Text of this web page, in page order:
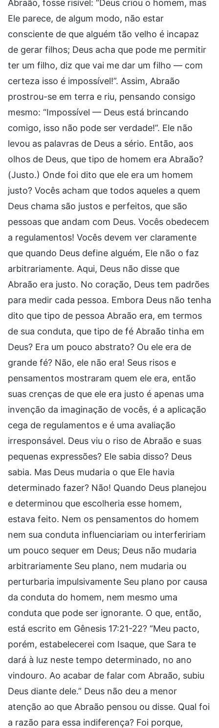
Abraão, fosse risível: “Deus criou o homem, mas
Ele parece, de algum modo, não estar
consciente de que alguém tão velho é incapaz
de gerar filhos; Deus acha que pode me permitir
ter um filho, diz que vai me dar um filho — com
certeza isso é impossível!”. Assim, Abraão
prostrou-se em terra e riu, pensando consigo
mesmo: “Impossível — Deus está brincando
comigo, isso não pode ser verdade!”. Ele não
levou as palavras de Deus a sério. Então, aos
olhos de Deus, que tipo de homem era Abraão?
(Justo.) Onde foi dito que ele era um homem
justo? Vocês acham que todos aqueles a quem
Deus chama são justos e perfeitos, que são
pessoas que andam com Deus. Vocês obedecem
a regulamentos! Vocês devem ver claramente
que quando Deus define alguém, Ele não o faz
arbitrariamente. Aqui, Deus não disse que
Abraão era justo. No coração, Deus tem padrões
para medir cada pessoa. Embora Deus não tenha
dito que tipo de pessoa Abraão era, em termos
de sua conduta, que tipo de fé Abraão tinha em
Deus? Era um pouco abstrato? Ou ele era de
grande fé? Não, ele não era! Seus risos e
pensamentos mostraram quem ele era, então
suas crenças de que ele era justo é apenas uma
invenção da imaginação de vocês, é a aplicação
cega de regulamentos e é uma avaliação
irresponsável. Deus viu o riso de Abraão e suas
pequenas expressões? Ele sabia disso? Deus
sabia. Mas Deus mudaria o que Ele havia
determinado fazer? Não! Quando Deus planejou
e determinou que escolheria esse homem,
estava feito. Nem os pensamentos do homem
nem sua conduta influenciariam ou interfeririam
um pouco sequer em Deus; Deus não mudaria
arbitrariamente Seu plano, nem mudaria ou
perturbaria impulsivamente Seu plano por causa
da conduta do homem, nem mesmo uma
conduta que pode ser ignorante. O que, então,
está escrito em Gênesis 17:21-22? “Meu pacto,
porém, estabelecerei com Isaque, que Sara te
dará à luz neste tempo determinado, no ano
vindouro. Ao acabar de falar com Abraão, subiu
Deus diante dele.” Deus não deu a menor
atenção ao que Abraão pensou ou disse. Qual foi
a razão para essa indiferença? Foi porque,